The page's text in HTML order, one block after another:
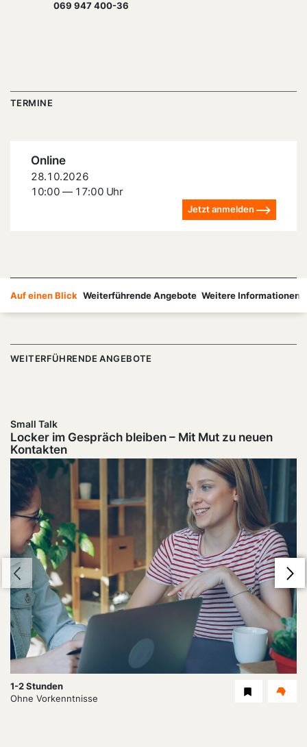
069 947 400-36
TERMINE
28.10.2026
10:00 — 17:00 Uhr
Online
Jetzt anmelden
Auf einen Blick Weiterführende Angebote Weitere Informationen
WEITERFÜHRENDE ANGEBOTE
Small Talk
Locker im Gespräch bleiben – Mit Mut zu neuen
Kontakten
Dauer:
1-2 Stunden
Level
Ohne Vorkenntnisse